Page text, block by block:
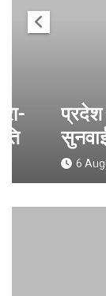
प्रदेश में
सुनवाई
6 August